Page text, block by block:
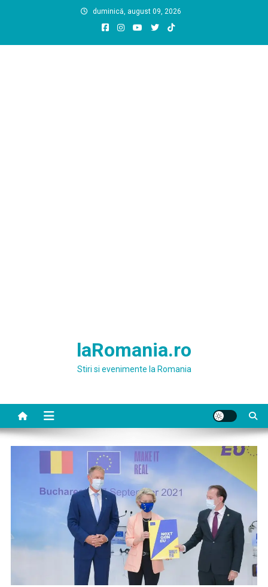
duminică, august 09, 2026
laRomania.ro
Stiri si evenimente la Romania